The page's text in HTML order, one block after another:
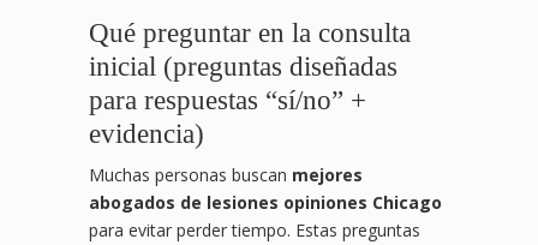
Qué preguntar en la consulta
inicial (preguntas diseñadas
para respuestas “sí/no” +
evidencia)
Muchas personas buscan mejores
abogados de lesiones opiniones Chicago
para evitar perder tiempo. Estas preguntas